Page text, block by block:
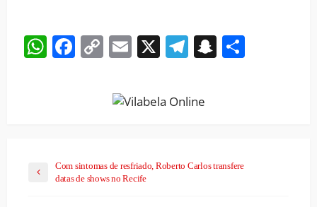
WhatsApp
Facebook
CopyEmail
X Telegram
Snapchat
Com sintomas de resfriado, Roberto Carlos transfere
datas de shows no Recife